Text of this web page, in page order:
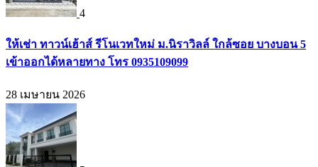
4
ให้เช่า ทาวน์เฮ้าส์ รีโนเวทใหม่ ม.นิราวิลล์ ใกล้ซอย บางบอน 5
เข้าออกได้หลายทาง โทร 0935109099
28 เมษายน 2026